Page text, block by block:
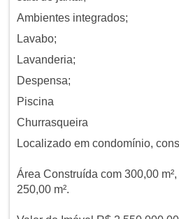
Ambientes integrados;
Lavabo;
Lavanderia;
Despensa;
Piscina
Churrasqueira
Localizado em condomínio,
Área Construída com 300,00
250,00 m².